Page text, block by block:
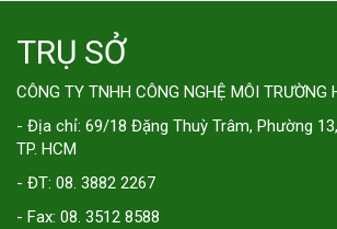
TRỤ SỞ
CÔNG TY TNHH CÔNG NGHỆ MÔI TRƯỜNG
- Địa chỉ: 69/18 Đặng Thuỳ Trâm, Phường
TP. HCM
- ĐT: 08. 3882 2267
- Fax: 08. 3512 8588